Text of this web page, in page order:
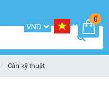
0
Cân kỹ thuật